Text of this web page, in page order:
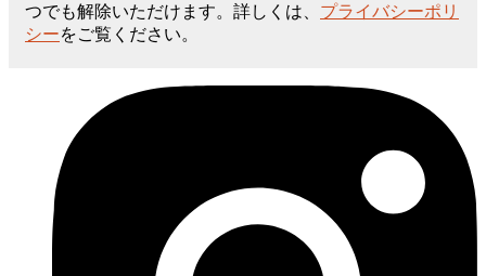
つでも解除いただけます。詳しくは、 プライバシーポリ
シーをご覧ください。